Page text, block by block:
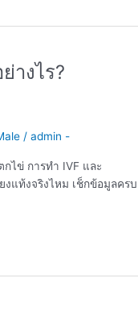
างไร?
/ admin -
ไข่ การทำ IVF และ
งแท้งจริงไหม เช็กข้อมูลครบ